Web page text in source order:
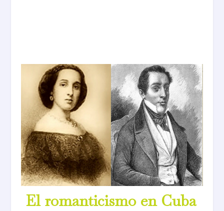
El romanticismo en Cuba